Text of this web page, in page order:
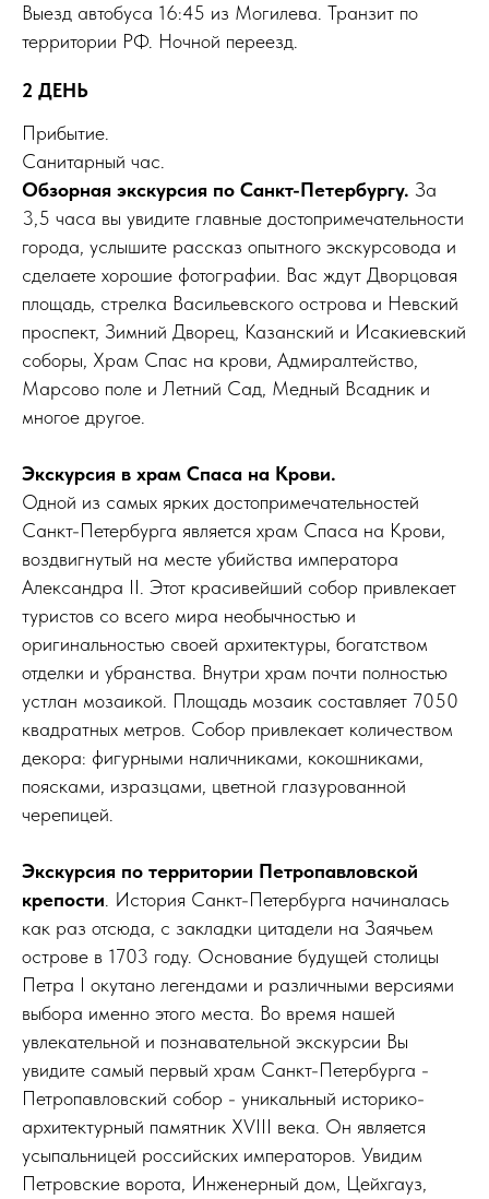
Выезд автобуса 16:45 из Могилева. Транзит по
территории РФ. Ночной переезд.
2 ДЕНЬ
Прибытие.
Санитарный час.
Обзорная экскурсия по Санкт-Петербургу. За
3,5 часа вы увидите главные достопримечательности
города, услышите рассказ опытного экскурсовода и
сделаете хорошие фотографии. Вас ждут Дворцовая
площадь, стрелка Васильевского острова и Невский
проспект, Зимний Дворец, Казанский и Исакиевский
соборы, Храм Спас на крови, Адмиралтейство,
Марсово поле и Летний Сад, Медный Всадник и
многое другое.
Экскурсия в храм Спаса на Крови.
Одной из самых ярких достопримечательностей
Санкт-Петербурга является храм Спаса на Крови,
воздвигнутый на месте убийства императора
Александра II. Этот красивейший собор привлекает
туристов со всего мира необычностью и
оригинальностью своей архитектуры, богатством
отделки и убранства. Внутри храм почти полностью
устлан мозаикой. Площадь мозаик составляет 7050
квадратных метров. Собор привлекает количеством
декора: фигурными наличниками, кокошниками,
поясками, изразцами, цветной глазурованной
черепицей.
Экскурсия по территории Петропавловской
крепости . История Санкт-Петербурга начиналась
как раз отсюда, с закладки цитадели на Заячьем
острове в 1703 году. Основание будущей столицы
Петра I окутано легендами и различными версиями
выбора именно этого места. Во время нашей
увлекательной и познавательной экскурсии Вы
увидите самый первый храм Санкт-Петербурга -
Петропавловский собор - уникальный историко-
архитектурный памятник XVIII века. Он является
усыпальницей российских императоров. Увидим
Петровские ворота, Инженерный дом, Цейхгауз,